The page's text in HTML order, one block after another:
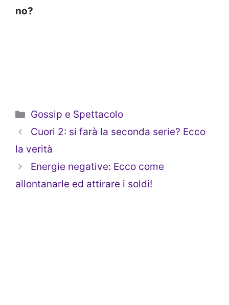
no?
Categorie
Gossip e Spettacolo
Cuori 2: si farà la seconda serie? Ecco
la verità
Energie negative: Ecco come
allontanarle ed attirare i soldi!